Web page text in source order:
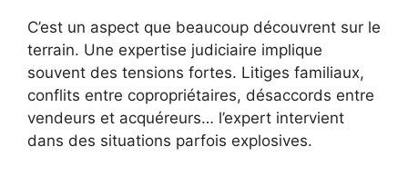
C’est un aspect que beaucoup découvrent sur le
terrain. Une expertise judiciaire implique
souvent des tensions fortes. Litiges familiaux,
conflits entre copropriétaires, désaccords entre
vendeurs et acquéreurs… l’expert intervient
dans des situations parfois explosives.